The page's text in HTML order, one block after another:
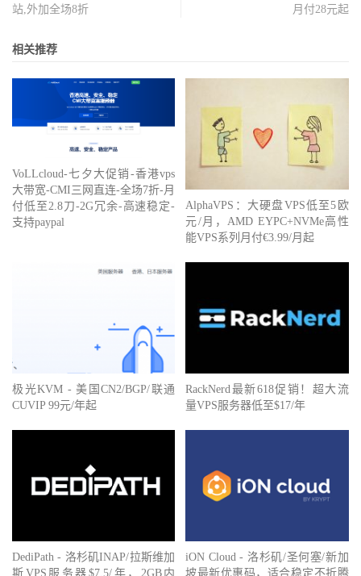
站,外加全场8折
月付28元起
相关推荐
VoLLcloud-七夕大促销-香港vps
大带宽-CMI三网直连-全场7折-月
付低至2.8刀-2G冗余-高速稳定-
支持paypal
AlphaVPS：大硬盘VPS低至5欧
元/月，AMD EYPC+NVMe高性
能VPS系列月付€3.99/月起
极光KVM - 美国CN2/BGP/联通
CUVIP 99元/年起
RackNerd最新618促销！超大流
量VPS服务器低至$17/年
DediPath - 洛杉矶INAP/拉斯维加
斯VPS服务器$7.5/年，2GB内
iON Cloud - 洛杉矶/圣何塞/新加
坡最新优惠码，适合稳定不折腾